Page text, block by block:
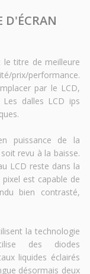
D'ÉCRAN
le titre de meilleure
prix/performance.
par le LCD,
dalles LCD ips
puissance de la
revu à la baisse.
LCD reste dans la
pixel est capable de
bien contrasté,
la technologie
des diodes
liquides éclairés
désormais deux